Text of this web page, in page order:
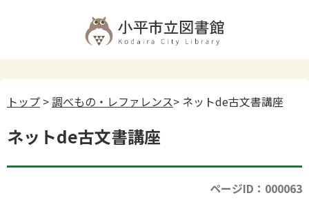
トップ >調べもの・レファレンス> ネットde古文書講座
ネットde古文書講座
ページID：000063